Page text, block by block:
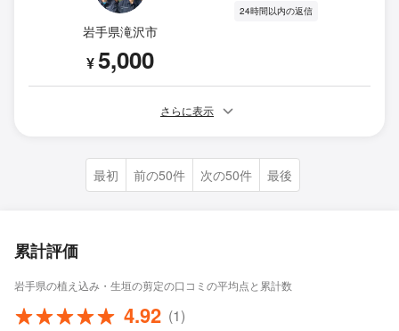
岩手県滝沢市
¥5,000
24時間以内の返信
さらに表示
最初 前の50件 次の50件 最後
累計評価
岩手県の植え込み・生垣の剪定の口コミの平均点と累計数
4.92 (1)